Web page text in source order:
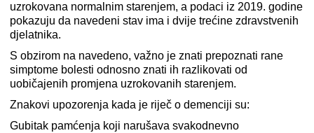
uzrokovana normalnim starenjem, a podaci iz 2019. godine
pokazuju da navedeni stav ima i dvije trećine zdravstvenih
djelatnika.
S obzirom na navedeno, važno je znati prepoznati rane
simptome bolesti odnosno znati ih razlikovati od
uobičajenih promjena uzrokovanih starenjem.
Znakovi upozorenja kada je riječ o demenciji su:
Gubitak pamćenja koji narušava svakodnevno